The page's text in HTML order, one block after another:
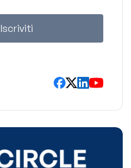
Iscriviti